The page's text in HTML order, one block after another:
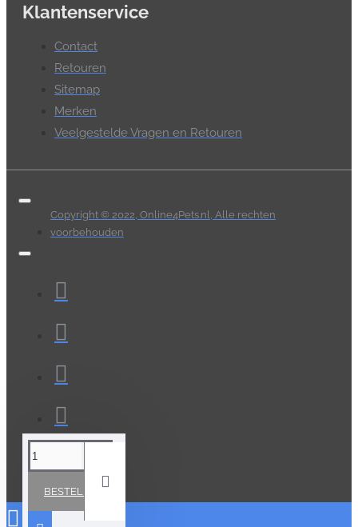
BESTELLEN
Klantenservice
Contact
Retouren
Sitemap
Merken
Veelgestelde Vragen en Retouren
Copyright © 2022, Online4Pets.nl, Alle rechten
voorbehouden